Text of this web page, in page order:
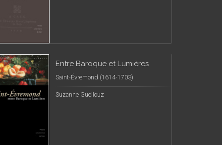
Entre Baroque et Lumières
Saint-Évremond (1614-1703)
Suzanne Guellouz